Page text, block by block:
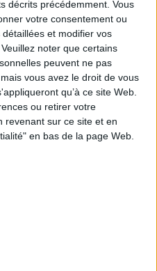
décrits précédemment. Vous
votre consentement ou
et modifier vos
Veuillez noter que certains
peuvent ne pas
vous avez le droit de vous
qu’à ce site Web.
ou retirer votre
revenant sur ce site et en
en bas de la page Web.
(actualités Bofip du
fiscales/3002-
regularisation-